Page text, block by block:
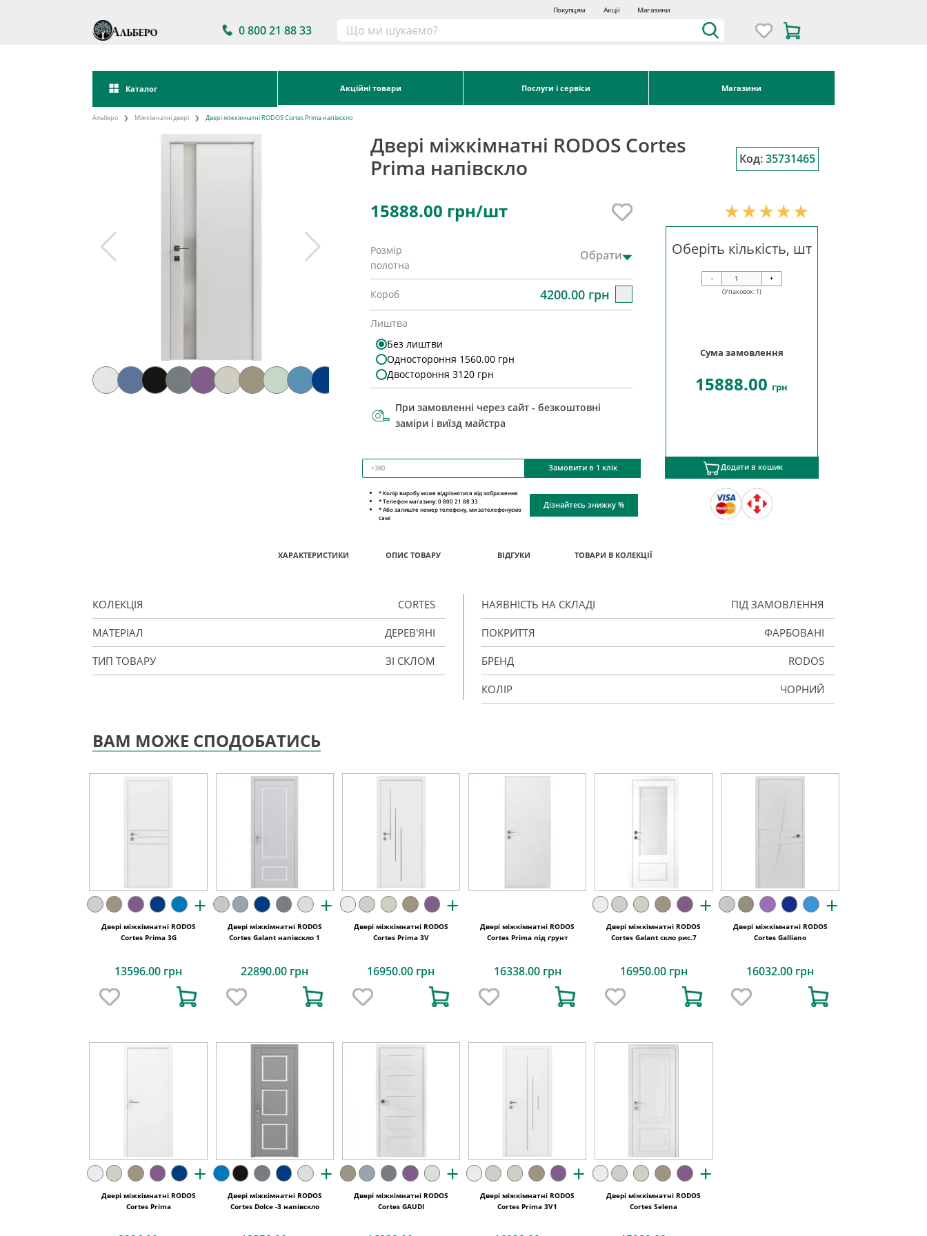
Покупцям Акції Магазини
0 800 21 88 33
Каталог Акційні товари Послуги і сервіси Магазини
Альберо Міжкімнатні двері Двері міжкімнатні RODOS Cortes Prima напівскло
Двері міжкімнатні RODOS Cortes
Prima напівскло
Код: 35731465
15888.00 грн/шт
Розмір
полотна
Обрати
Короб 4200.00 грн
Лиштва
Без лиштви
Одностороння 1560.00 грн
Двостороння 3120 грн
При замовленні через сайт - безкоштовні
заміри і виїзд майстра
Замовити в 1 клік
Оберіть кількість, шт
-
+
(Упаковок: 1)
Сума замовлення
15888.00 грн
Додати в кошик
* Колір виробу може відрізнятися від зображення
* Телефон магазину: 0 800 21 88 33
* Або залиште номер телефону, ми зателефонуємо
самі
Дізнайтесь знижку %
ХАРАКТЕРИСТИКИ ОПИС ТОВАРУ ВІДГУКИ ТОВАРИ В КОЛЕКЦІЇ
КОЛЕКЦІЯ CORTES
МАТЕРІАЛ ДЕРЕВ'ЯНІ
ТИП ТОВАРУ ЗІ СКЛОМ
НАЯВНІСТЬ НА СКЛАДІ ПІД ЗАМОВЛЕННЯ
ПОКРИТТЯ ФАРБОВАНІ
БРЕНД RODOS
КОЛІР ЧОРНИЙ
ВАМ МОЖЕ СПОДОБАТИСЬ
+
Двері міжкімнатні RODOS
Cortes Prima 3G
13596.00 грн
+
Двері міжкімнатні RODOS
Cortes Galant напівскло 1
22890.00 грн
+
Двері міжкімнатні RODOS
Cortes Prima 3V
16950.00 грн
Двері міжкімнатні RODOS
Cortes Prima під ґрунт
16338.00 грн
+
Двері міжкімнатні RODOS
Cortes Galant скло рис.7
16950.00 грн
+
Двері міжкімнатні RODOS
Cortes Galliano
16032.00 грн
+
Двері міжкімнатні RODOS
Cortes Prima
+
Двері міжкімнатні RODOS
Cortes Dolce -3 напівскло
+
Двері міжкімнатні RODOS
Cortes GAUDI
+
Двері міжкімнатні RODOS
Cortes Prima 3V1
+
Двері міжкімнатні RODOS
Cortes Selena